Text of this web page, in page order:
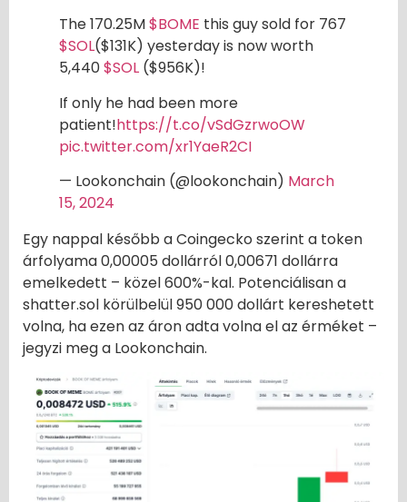
The 170.25M$BOME this guy sold for 767
$SOL($131K) yesterday is now worth
5,440$SOL ($956K)!
If only he had been more
patient!https://t.co/vSdGzrwoOW
pic.twitter.com/xr1YaeR2CI
— Lookonchain (@lookonchain) March
15, 2024
Egy nappal később a Coingecko szerint a token
árfolyama 0,00005 dollárról 0,00671 dollárra
emelkedett – közel 600%-kal. Potenciálisan a
shatter.sol körülbelül 950 000 dollárt kereshetett
volna, ha ezen az áron adta volna el az érméket –
jegyzi meg a Lookonchain.